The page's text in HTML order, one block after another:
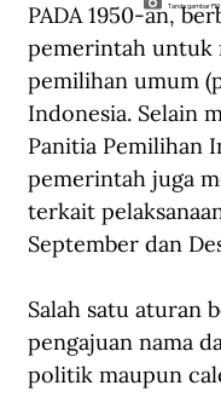
Tanda gambar
PADA 1950-an,
pemerintah untuk
pemilihan umum
Indonesia. Selain
Panitia Pemilihan
pemerintah juga
terkait
September dan
Salah satu aturan
pengajuan nama
politik maupun